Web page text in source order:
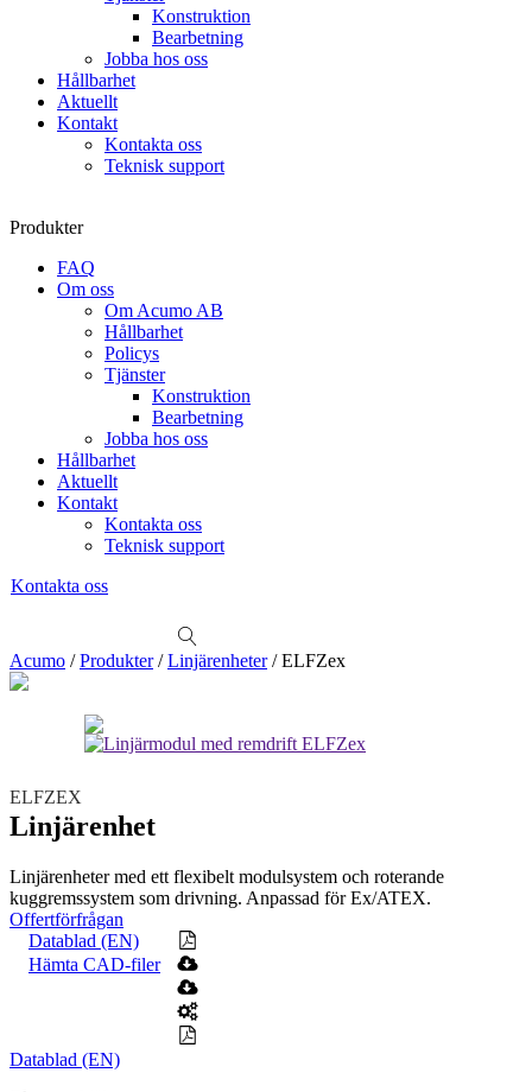
Konstruktion
Bearbetning
Jobba hos oss
Hållbarhet
Aktuellt
Kontakt
Kontakta oss
Teknisk support
Produkter
FAQ
Om oss
Om Acumo AB
Hållbarhet
Policys
Tjänster
Konstruktion
Bearbetning
Jobba hos oss
Hållbarhet
Aktuellt
Kontakt
Kontakta oss
Teknisk support
Kontakta oss
Se alla kategorier Se alla produkter
Se alla leverantörer
Vi hjälper gärna till!
Teknisk support
Offertförfrågan
Mekanik
LinjärenheterAxelkopplingar
Mekatronik
Positionsvisare / Mätklockor
Pulsgivare / EncodersWire-modulerGäng- och borrenheter
Motion
LinjärmotorerServodrifterRoterande ställdon
Räknare / Displayer
Givare
Acumo /Produkter/Linjärenheter/ELFZex
ELFZEX
Linjärenhet
Linjärenheter med ett flexibelt modulsystem och roterande
kuggremssystem som drivning. Anpassad för Ex/ATEX.
Offertförfrågan
Datablad (EN)
Hämta CAD-filer
Datablad (EN)